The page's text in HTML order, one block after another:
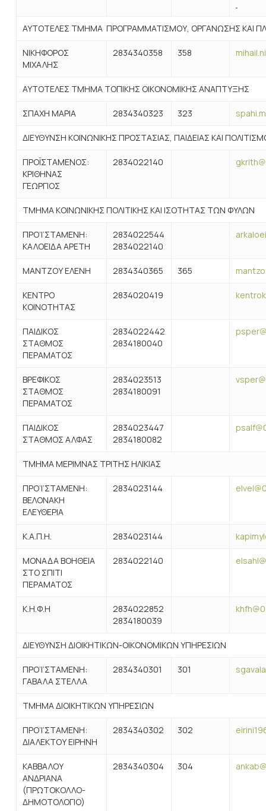
ΑΥΤΟΤΕΛΕΣ ΤΜΗΜΑ ΠΡΟΓΡΑΜΜΑΤΙΣΜΟΥ, ΟΡΓΑΝΩΣΗΣ ΚΑΙ
ΝΙΚΗΦΟΡΟΣ
ΜΙΧΑΛΗΣ
2834340358 358
ΑΥΤΟΤΕΛΕΣ ΤΜΗΜΑ ΤΟΠΙΚΗΣ ΟΙΚΟΝΟΜΙΚΗΣ ΑΝΑΠΤΥΞΗΣ
ΣΠΑΧΗ ΜΑΡΙΑ 2834340323 323
ΔΙΕΥΘΥΝΣΗ ΚΟΙΝΩΝΙΚΗΣ ΠΡΟΣΤΑΣΙΑΣ, ΠΑΙΔΕΙΑΣ ΚΑΙ
ΠΡΟΪΣΤΑΜΕΝΟΣ:
ΚΡΙΘΗΝΑΣ
ΓΕΩΡΓΙΟΣ
2834022140
ΤΜΗΜΑ ΚΟΙΝΩΝΙΚΗΣ ΠΟΛΙΤΙΚΗΣ ΚΑΙ ΙΣΟΤΗΤΑΣ ΤΩΝ ΦΥΛΩΝ
ΠΡΟ’Ι’ΣΤΑΜΕΝΗ:
ΚΑΛΟΕΙΔΑ ΑΡΕΤΗ
2834022544
2834022140
ΜΑΝΤΖΟΥ ΕΛΕΝΗ 2834340365 365
ΚΕΝΤΡΟ
ΚΟΙΝΟΤΗΤΑΣ
2834020419
ΠΑΙΔΙΚΟΣ
ΣΤΑΘΜΟΣ
ΠΕΡΑΜΑΤΟΣ
2834022442
2834180040
ΒΡΕΦΙΚΟΣ
ΣΤΑΘΜΟΣ
ΠΕΡΑΜΑΤΟΣ
2834023513
2834180091
ΠΑΙΔΙΚΟΣ
ΣΤΑΘΜΟΣ ΑΛΦΑΣ
2834023447
2834180082
ΤΜΗΜΑ ΜΕΡΙΜΝΑΣ ΤΡΙΤΗΣ ΗΛΙΚΙΑΣ
ΠΡΟ’Ι’ΣΤΑΜΕΝΗ:
ΒΕΛΟΝΑΚΗ
ΕΛΕΥΘΕΡΙΑ
2834023144
Κ.Α.Π.Η. 2834023144
ΜΟΝΑΔΑ ΒΟΗΘΕΙΑ
ΣΤΟ ΣΠΙΤΙ
ΠΕΡΑΜΑΤΟΣ
2834022140
Κ.Η.Φ.Η
2834022852
2834180039
ΔΙΕΥΘΥΝΣΗ ΔΙΟΙΚΗΤΙΚΩΝ-ΟΙΚΟΝΟΜΙΚΩΝ ΥΠΗΡΕΣΙΩΝ
ΠΡΟ’Ι’ΣΤΑΜΕΝΗ:
ΓΑΒΑΛΑ ΣΤΕΛΛΑ
2834340301 301
ΤΜΗΜΑ ΔΙΟΙΚΗΤΙΚΩΝ ΥΠΗΡΕΣΙΩΝ
ΠΡΟ’Ι’ΣΤΑΜΕΝΗ:
ΔΙΑΛΕΚΤΟΥ ΕΙΡΗΝΗ
2834340302 302
ΚΑΒΒΑΛΟΥ
ΑΝΔΡΙΑΝΑ
(ΠΡΩΤΟΚΟΛΛΟ-
ΔΗΜΟΤΟΛΟΓΙΟ)
2834340304 304